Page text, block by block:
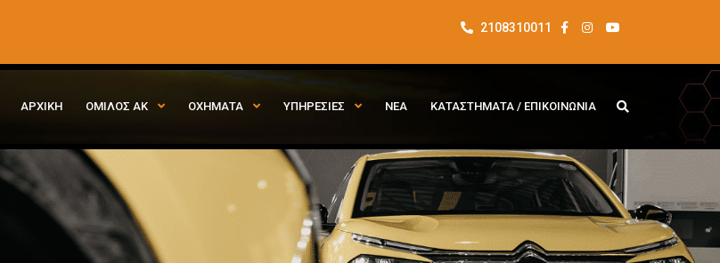
2108310011
ΑΡΧΙΚΗ ΟΜΙΛΟΣ ΑΚ ΟΧΗΜΑΤΑ ΥΠΗΡΕΣΙΕΣ ΝΕΑ ΚΑΤΑΣΤΗΜΑΤΑ / ΕΠΙΚΟΙΝΩΝΙΑ